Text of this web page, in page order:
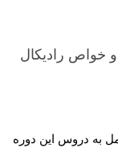
خواص رادیکال
به دروس این دوره